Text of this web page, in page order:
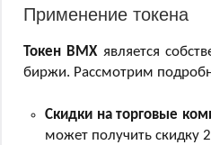
Применение токена
Токен BMX является
биржи. Рассмотрим
Скидки на торговые
может получить скидку